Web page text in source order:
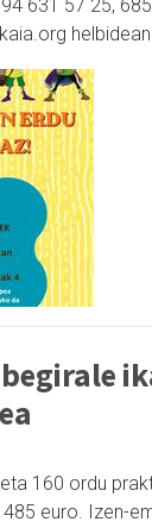
631 57 25,
helbidean.
160 ordu
euro. Izen-